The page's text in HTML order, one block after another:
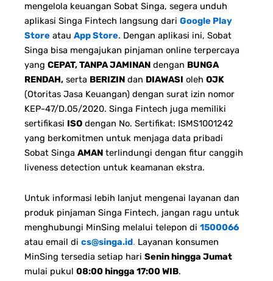
mengelola keuangan Sobat Singa, segera unduh
aplikasi Singa Fintech langsung dari Google Play
Store atau App Store. Dengan aplikasi ini, Sobat
Singa bisa mengajukan pinjaman online terpercaya
yang CEPAT, TANPA JAMINAN dengan BUNGA
RENDAH, serta BERIZIN dan DIAWASI oleh OJK
(Otoritas Jasa Keuangan) dengan surat izin nomor
KEP-47/D.05/2020. Singa Fintech juga memiliki
sertifikasi ISO dengan No. Sertifikat: ISMS1001242
yang berkomitmen untuk menjaga data pribadi
Sobat Singa AMAN terlindungi dengan fitur canggih
liveness detection untuk keamanan ekstra.
Untuk informasi lebih lanjut mengenai layanan dan
produk pinjaman Singa Fintech, jangan ragu untuk
menghubungi MinSing melalui telepon di 1500066
atau email di cs@singa.id. Layanan konsumen
MinSing tersedia setiap hari Senin hingga Jumat
mulai pukul 08:00 hingga 17:00 WIB.